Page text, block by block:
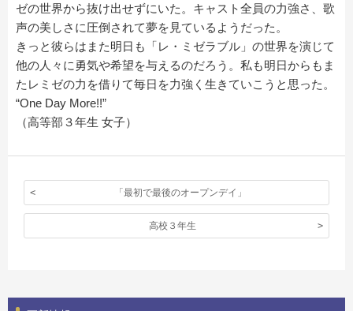
ゼの世界から抜け出せずにいた。キャスト全員の力強さ、歌
声の美しさに圧倒されて夢を見ているようだった。
きっと彼らはまた明日も「レ・ミゼラブル」の世界を演じて
他の人々に勇気や希望を与えるのだろう。私も明日からもま
たレミゼの力を借りて毎日を力強く生きていこうと思った。
“One Day More!!”
（高等部３年生 女子）
「最初で最後のオープンデイ」
高校３年生